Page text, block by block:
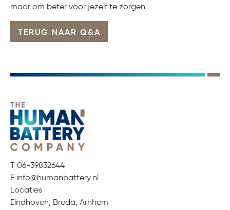
maar om beter voor jezelf te zorgen.
TERUG NAAR Q&A
T 06-39832644
E info@humanbattery.nl
Locaties
Eindhoven, Breda, Arnhem